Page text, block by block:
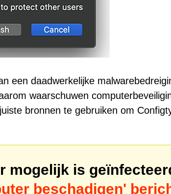
een daadwerkelijke
waarschuwen
bronnen te gebruiken om
mogelijk is
beschadigen'